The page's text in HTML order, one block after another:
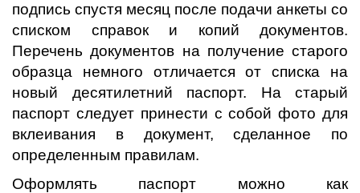
подпись спустя месяц после подачи анкеты со
списком справок и копий документов.
Перечень документов на получение старого
образца немного отличается от списка на
новый десятилетний паспорт. На старый
паспорт следует принести с собой фото для
вклеивания в документ, сделанное по
определенным правилам.
Оформлять паспорт можно как